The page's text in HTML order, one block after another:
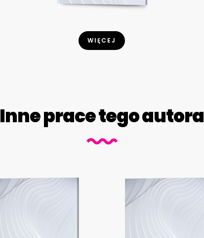
WIĘCEJ
Inne prace tego autora